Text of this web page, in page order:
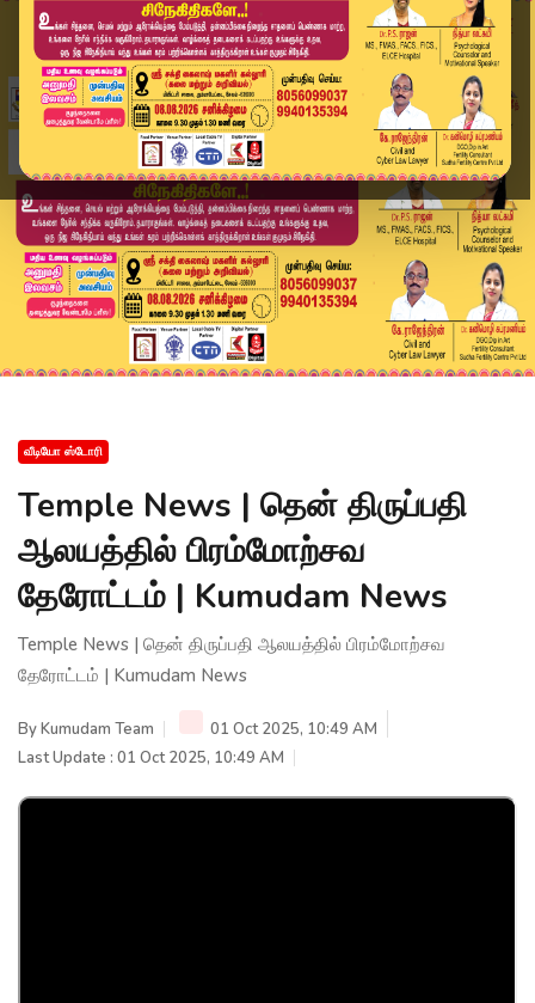
வீடியோ ஸ்டோரி
Temple News | தென் திருப்பதி
ஆலயத்தில் பிரம்மோற்சவ
தேரோட்டம் | Kumudam News
Temple News | தென் திருப்பதி ஆலயத்தில் பிரம்மோற்சவ
தேரோட்டம் | Kumudam News
ByKumudam Team
01 Oct 2025, 10:49 AM
Last Update : 01 Oct 2025, 10:49 AM